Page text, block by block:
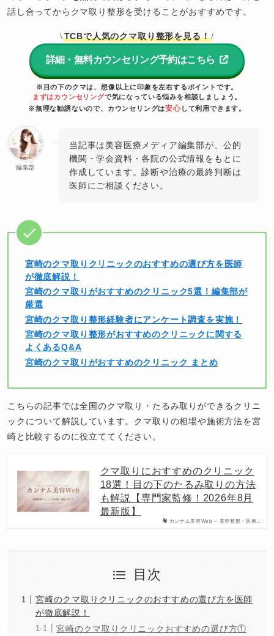
話し合ってからクマ取り整形を受けることがおすすめです。
\TCBで人気のクマ取り整形を見る！/
詳細・無料カウンセリング予約はこちら
※目の下のクマは、想像以上に印象を左右するポイントです。
まずはカウンセリングで気になっている悩みを相談しましょう。
※無理な勧誘ないので、カウンセリングは安心して利用できます。
編集部
当記事は美容医療メディア編集部が、公的
機関・学会資料・各院の公式情報をもとに
作成しています。診断や治療の最終判断は
医師にご相談ください。
宮崎のクマ取りクリニックのおすすめの選び方を医師
が徹底解説！
宮崎のクマ取りがおすすめのクリニック5選！編集部が
厳選
宮崎のクマ取り整形経験者にアンケート調査を実施！
宮崎のクマ取り整形がおすすめのクリニックに関する
よくあるQ&A
宮崎のクマ取りがおすすめのクリニック まとめ
こちらの記事では全国のクマ取り・たるみ取りができるクリニ
ックについて解説しています。クマ取りの相場や施術方法を宮
崎と比較するのに役立ててください。
カンナム美容Web – 美容整形・医療…
クマ取りにおすすめのクリニック
18選！目の下のたるみ取りの方法
も解説【専門家監修！2026年8月
最新版】
目次
宮崎のクマ取りクリニックのおすすめの選び方を医師
が徹底解説！
宮崎のクマ取りクリニックおすすめの選び方①